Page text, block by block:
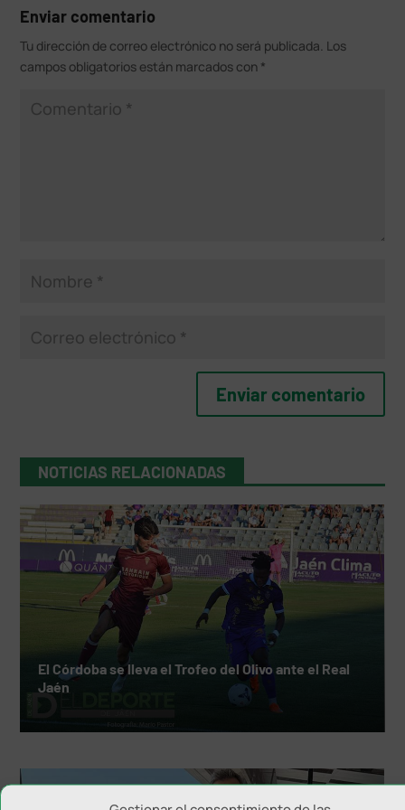
Enviar comentario
Tu dirección de correo electrónico no será publicada. Los
campos obligatorios están marcados con *
NOTICIAS RELACIONADAS
El Córdoba se lleva el Trofeo del Olivo ante el Real
Jaén